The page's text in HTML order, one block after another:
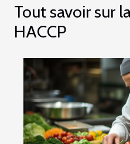
Tout savoir sur
HACCP